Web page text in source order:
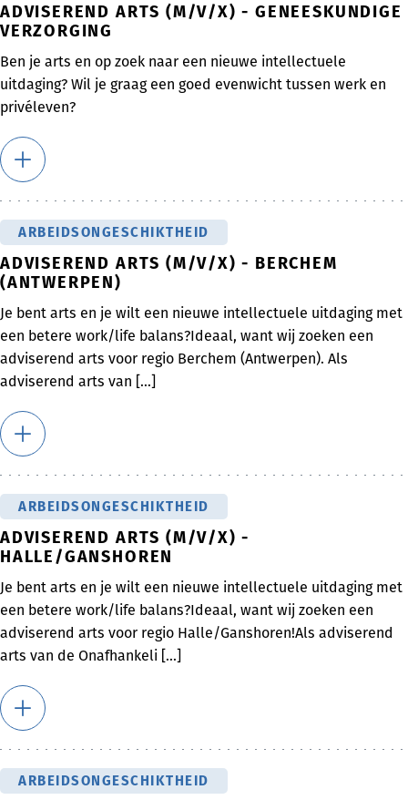
ADVISEREND ARTS (M/V/X) - GENEESKUNDIGE
VERZORGING
Ben je arts en op zoek naar een nieuwe intellectuele
uitdaging? Wil je graag een goed evenwicht tussen werk en
privéleven?
ARBEIDSONGESCHIKTHEID
ADVISEREND ARTS (M/V/X) - BERCHEM
(ANTWERPEN)
Je bent arts en je wilt een nieuwe intellectuele uitdaging met
een betere work/life balans?Ideaal, want wij zoeken een
adviserend arts voor regio Berchem (Antwerpen). Als
adviserend arts van [...]
ARBEIDSONGESCHIKTHEID
ADVISEREND ARTS (M/V/X) -
HALLE/GANSHOREN
Je bent arts en je wilt een nieuwe intellectuele uitdaging met
een betere work/life balans?Ideaal, want wij zoeken een
adviserend arts voor regio Halle/Ganshoren!Als adviserend
arts van de Onafhankeli [...]
ARBEIDSONGESCHIKTHEID